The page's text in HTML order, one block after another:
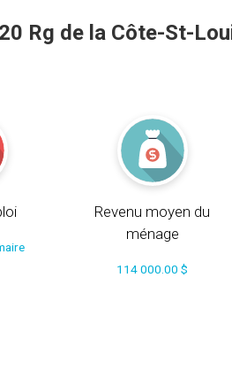
Rg de la Côte-St-
Revenu moyen du
ménage
114 000.00 $